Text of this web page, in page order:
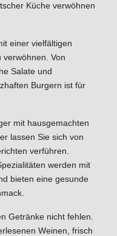
Küche verwöhnen
einer vielfältigen
verwöhnen. Von
Salate und
Burgern ist für
mit hausgemachten
lassen Sie sich von
verführen.
werden mit
bieten eine gesunde
Getränke nicht fehlen.
Weinen, frisch